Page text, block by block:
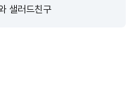
샐러드친구